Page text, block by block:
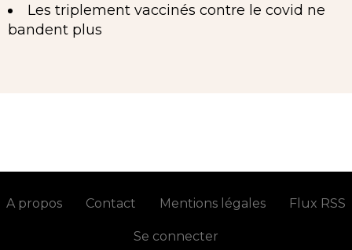
Les triplement vaccinés contre le covid ne
bandent plus
A propos Contact Mentions légales Flux RSS
Se connecter